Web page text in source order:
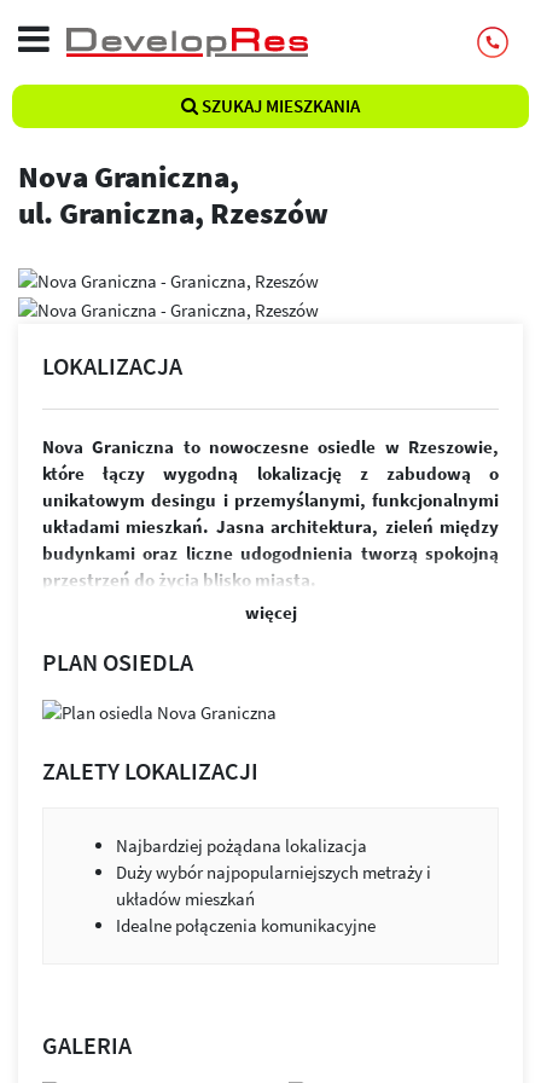
SZUKAJ MIESZKANIA
Nova Graniczna,
ul. Graniczna, Rzeszów
LOKALIZACJA
Nova Graniczna to nowoczesne osiedle w Rzeszowie,
które łączy wygodną lokalizację z zabudową o
unikatowym desingu i przemyślanymi, funkcjonalnymi
układami mieszkań. Jasna architektura, zieleń między
budynkami oraz liczne udogodnienia tworzą spokojną
przestrzeń do życia blisko miasta.
W skład osiedla wchodzi sześć budynków i ponad 370
funkcjonalnych mieszkań. Przemyślane układy
zapewniają jasne, ustawne wnętrza oraz możliwość ich
łatwej aranżacji. Przestronne balkony zapewniają
ludziom i ich potrzebom.
budynkami i praktyczne udogodnienia. Projekt łączy jasną
elewację z kolorystycznymi akcentami. Budynki zostały
wykonane z wysokiej klasy materiałów wykończeniowych.
Nie brakuje tu również miejsc parkingowych, zarówno
Zabudowa została tak zaprojektowana, by jak najwięcej
więcej
PLAN OSIEDLA
ZALETY LOKALIZACJI
Najbardziej pożądana lokalizacja
Duży wybór najpopularniejszych metraży i
układów mieszkań
Idealne połączenia komunikacyjne
GALERIA